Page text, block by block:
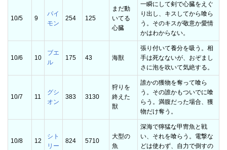
10/5 9
パイ
モン
254 125
まだ動
いてる
心臓
一瞬にして剣で心臓をえぐ
り出し、キスしてから喰ら
う。そのキスが敬意か愛情
かはわからない。
10/6 10
ブエ
ル
175 43 海獣
張り付いて養分を吸う。相
手は死なないが、おぞまし
さに泡を吹いて気絶する。
10/7 11
グシ
オン
383 3130
狩りを
終えた
獣
誰かの獲物を奪って喰ら
う。その誰かもついでに喰
らう。満腹だった場合、獲
物だけ奪う。
10/8 12
シト
リー
824 5710
大型の
魚
深海で獰猛な甲冑魚と戦
い、それを喰らう。電撃な
どは使わず、自力で倒すの